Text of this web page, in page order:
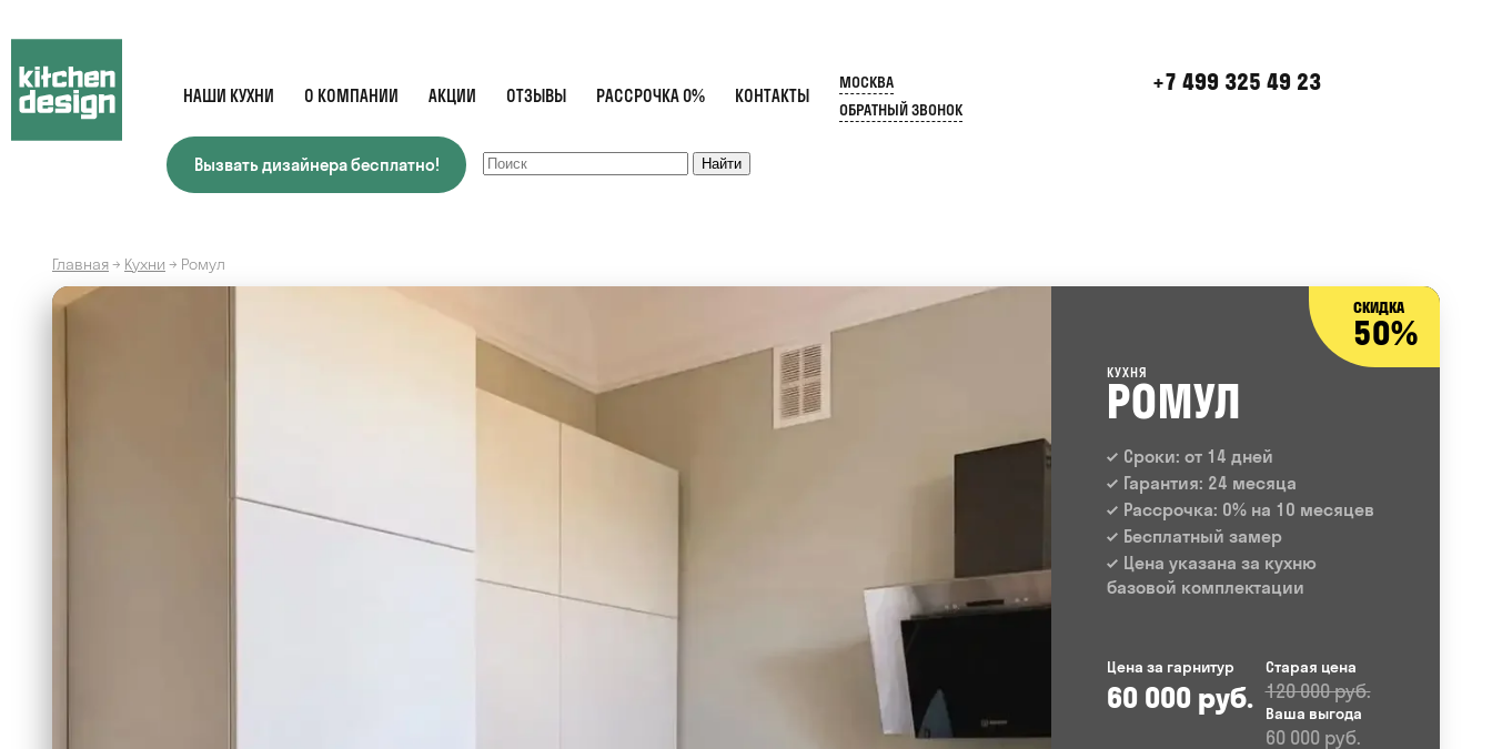
НАШИ КУХНИ О КОМПАНИИ АКЦИИ ОТЗЫВЫ РАССРОЧКА 0% КОНТАКТЫ
+7 499 325 49 23
Вызвать дизайнера бесплатно!
МОСКВА
ОБРАТНЫЙ ЗВОНОК
Главная→ Кухни → Ромул
СКИДКА
50%
КУХНЯ
РОМУЛ
Сроки: от 14 дней
Гарантия: 24 месяца
Рассрочка: 0% на 10 месяцев
Бесплатный замер
Цена указана за кухню
базовой комплектации
Цена за гарнитур
60 000 руб.
Старая цена
120 000 руб.
Ваша выгода
60 000 руб.